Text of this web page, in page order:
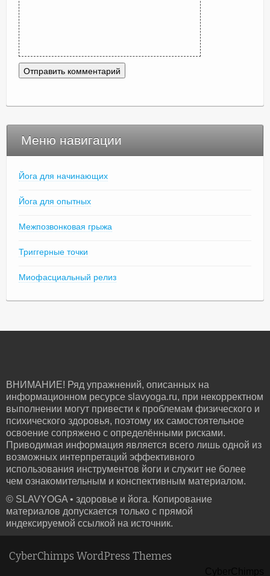
Меню навигации
Йога для начинающих
Йога для опытных
Межпозвонковая грыжа
Триггерные точки
Миофасциальный релиз
ВНИМАНИЕ! Ряд упражнений, описанных на
информационном ресурсе slavyoga.ru, при некорректном
выполнении могут привести к проблемам физического и
психического здоровья, поэтому их самостоятельное
освоение сопряжено с определёнными рисками.
Приводимая информация является всего лишь одной из
возможных интерпретаций эффективного
использования инструментов йоги и служит не более
чем ознакомительным и конспективным материалом.
© SLAVYOGA • здоровье и йога. Копирование
материалов допускается только с прямой
индексируемой ссылкой на источник.
CyberChimps WordPress Themes